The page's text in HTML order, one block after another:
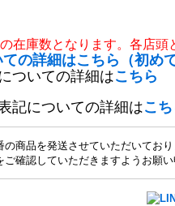
在庫数となります。各店頭
の詳細はこちら（初め
ついての詳細はこちら
記についての詳細はこち
商品を発送させていただいてお
確認していただきますようお願い